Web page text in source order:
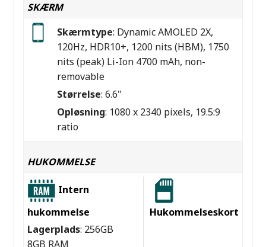
SKÆRM
Skærmtype: Dynamic AMOLED 2X,
120Hz, HDR10+, 1200 nits (HBM), 1750
nits (peak) Li-Ion 4700 mAh, non-
removable
Størrelse: 6.6"
Opløsning: 1080 x 2340 pixels, 19.5:9
ratio
HUKOMMELSE
Intern
hukommelse
Hukommelseskort
Lagerplads: 256GB
8GB RAM